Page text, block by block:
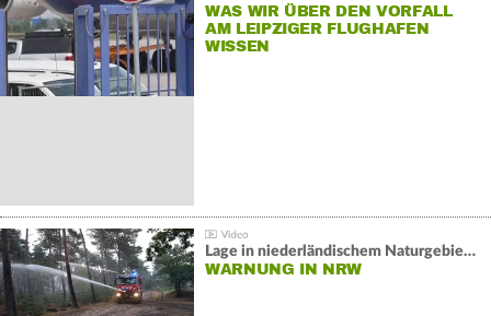
WAS WIR ÜBER DEN VORFALL
AM LEIPZIGER FLUGHAFEN
WISSEN
Lage in niederländischem Naturgebiet stabil
WARNUNG IN NRW